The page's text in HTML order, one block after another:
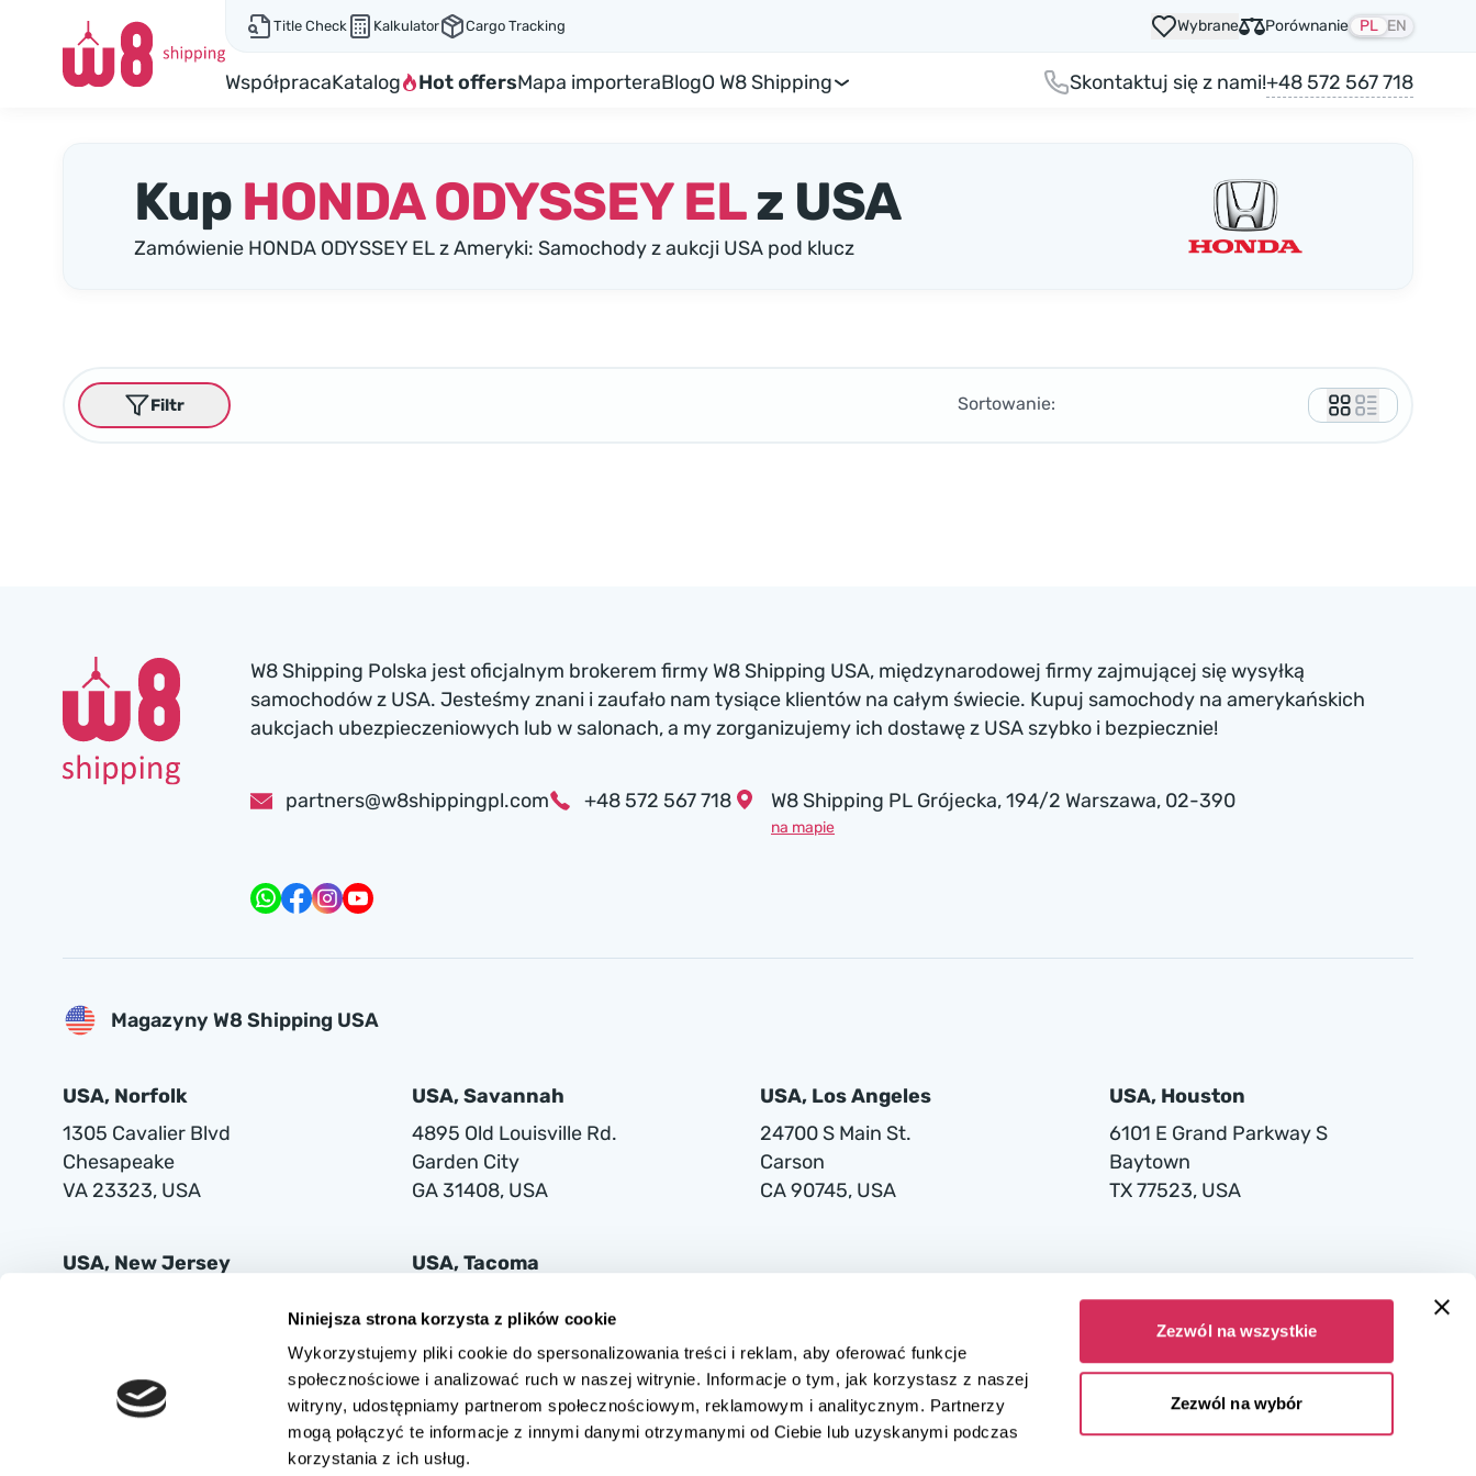
Niniejsza strona korzysta z plików cookie
Wykorzystujemy pliki cookie do spersonalizowania treści i reklam, aby oferować funkcje
społecznościowe i analizować ruch w naszej witrynie. Informacje o tym, jak korzystasz z naszej
witryny, udostępniamy partnerom społecznościowym, reklamowym i analitycznym. Partnerzy
mogą połączyć te informacje z innymi danymi otrzymanymi od Ciebie lub uzyskanymi podczas
korzystania z ich usług.
Zezwól na wszystkie
Zezwól na wybór
Title Check Kalkulator Cargo Tracking Wybrane Porównanie PL EN
WspółpracaKatalog Hot offersMapa importeraBlogO W8 Shipping Skontaktuj się z nami!+48 572 567 718
Kup HONDA ODYSSEY ELz USA
Zamówienie HONDA ODYSSEY EL z Ameryki: Samochody z aukcji USA pod klucz
Sortowanie:
Filtr
W8 Shipping Polska jest oficjalnym brokerem firmy W8 Shipping USA, międzynarodowej firmy zajmującej się wysyłką
samochodów z USA. Jesteśmy znani i zaufało nam tysiące klientów na całym świecie. Kupuj samochody na amerykańskich
aukcjach ubezpieczeniowych lub w salonach, a my zorganizujemy ich dostawę z USA szybko i bezpiecznie!
partners@w8shippingpl.com +48 572 567 718 W8 Shipping PL Grójecka , 194/2 Warszawa, 02-390
na mapie
Magazyny W8 Shipping USA
USA, Norfolk
1305 Cavalier Blvd
Chesapeake
VA 23323, USA
USA, Savannah
4895 Old Louisville Rd.
Garden City
GA 31408, USA
USA, Los Angeles
24700 S Main St.
Carson
CA 90745, USA
USA, Houston
6101 E Grand Parkway S
Baytown
TX 77523, USA
USA, New Jersey
USA, Tacoma
Tacoma
WA 98421